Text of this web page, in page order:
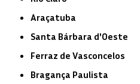
Araçatuba
Santa Bárbara d'Oeste
Ferraz de Vasconcelos
Bragança Paulista